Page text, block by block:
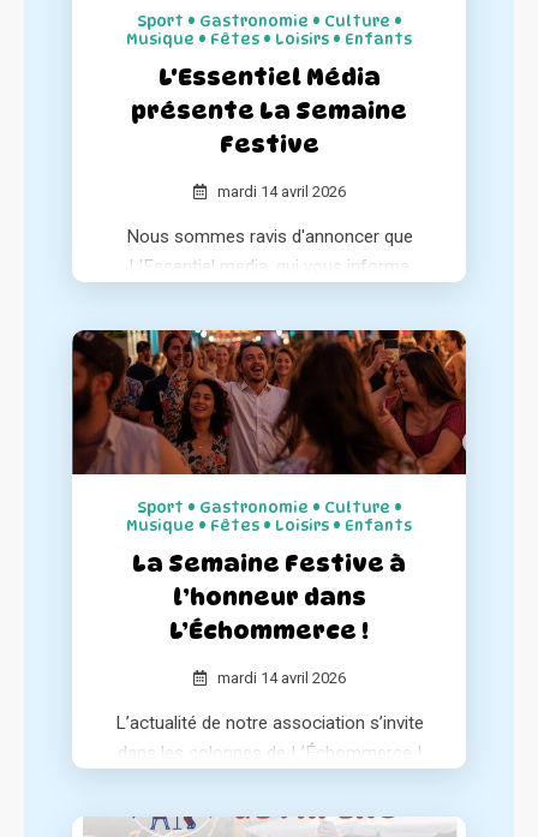
Sport • Gastronomie • Culture •
Musique • Fêtes • Loisirs • Enfants
L'Essentiel Média
présente La Semaine
Festive
mardi 14 avril 2026
Nous sommes ravis d'annoncer que
L'Essentiel media, qui vous informe
positive de votre région, a consacré un
article à notre association au sein de ses
différentes éditions.
Sport • Gastronomie • Culture •
Musique • Fêtes • Loisirs • Enfants
La Semaine Festive à
l’honneur dans
L’Échommerce !
mardi 14 avril 2026
L’actualité de notre association s’invite
dans les colonnes de L’Échommerce !
complet de notre concept et de notre